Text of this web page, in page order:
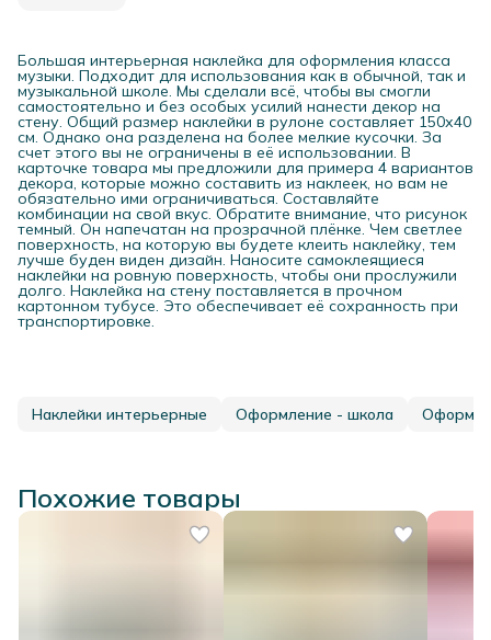
Большая интерьерная наклейка для оформления класса
музыки. Подходит для использования как в обычной, так и
музыкальной школе. Мы сделали всё, чтобы вы смогли
самостоятельно и без особых усилий нанести декор на
стену. Общий размер наклейки в рулоне составляет 150х40
см. Однако она разделена на более мелкие кусочки. За
счет этого вы не ограничены в её использовании. В
карточке товара мы предложили для примера 4 вариантов
декора, которые можно составить из наклеек, но вам не
обязательно ими ограничиваться. Составляйте
комбинации на свой вкус. Обратите внимание, что рисунок
темный. Он напечатан на прозрачной плёнке. Чем светлее
поверхность, на которую вы будете клеить наклейку, тем
лучше буден виден дизайн. Наносите самоклеящиеся
наклейки на ровную поверхность, чтобы они прослужили
долго. Наклейка на стену поставляется в прочном
картонном тубусе. Это обеспечивает её сохранность при
транспортировке.
Наклейки интерьерные Оформление - школа
Похожие товары